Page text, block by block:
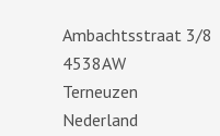
Ambachtsstraat 3/8
4538AW
Terneuzen
Nederland